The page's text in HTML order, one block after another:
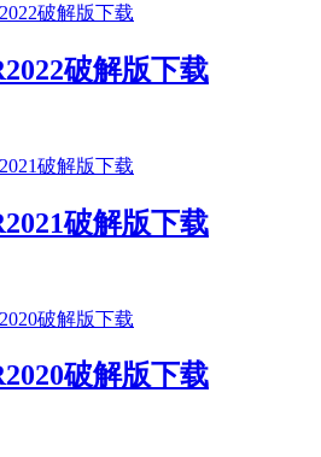
破解版下载
破解版下载
破解版下载